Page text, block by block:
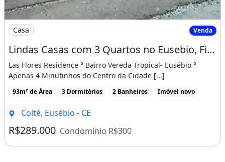
Imagem: Lindas Casas com 3 Quartos no Eusebio, Fino
Casa Venda
Lindas Casas com 3 Quartos no Eusebio, Fino Acabamento, Ultimas Unidades!
Las Flores Residence ° Bairro Vereda Tropical- Eusébio °
Apenas 4 Minutinhos do Centro da Cidade [...]
93m² de Área 3 Dormitórios 2 Banheiros Imóvel novo
Coité, Eusébio - CE
R$289.000 Condomínio R$300